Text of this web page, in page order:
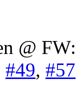
@ FW:
#49, #57